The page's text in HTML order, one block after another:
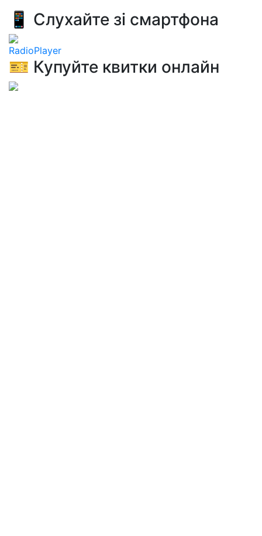
📱 Слухайте зі смартфона
RadioPlayer
🎫 Купуйте квитки онлайн